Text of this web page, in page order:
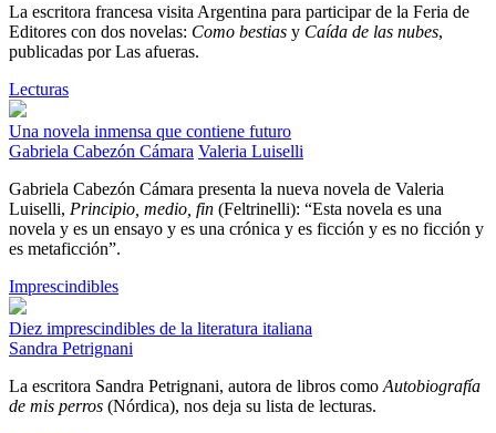
La escritora francesa visita Argentina para participar de la Feria de
Editores con dos novelas: Como bestias y Caída de las nubes,
publicadas por Las afueras.
Lecturas
Una novela inmensa que contiene futuro
Gabriela Cabezón Cámara Valeria Luiselli
Gabriela Cabezón Cámara presenta la nueva novela de Valeria
Luiselli, Principio, medio, fin (Feltrinelli): “Esta novela es una
novela y es un ensayo y es una crónica y es ficción y es no ficción y
es metaficción”.
Imprescindibles
Diez imprescindibles de la literatura italiana
Sandra Petrignani
La escritora Sandra Petrignani, autora de libros como Autobiografía
de mis perros (Nórdica), nos deja su lista de lecturas.